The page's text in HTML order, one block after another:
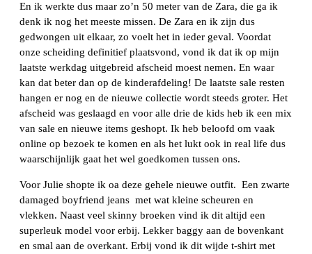
En ik werkte dus maar zo’n 50 meter van de Zara, die ga ik
denk ik nog het meeste missen. De Zara en ik zijn dus
gedwongen uit elkaar, zo voelt het in ieder geval. Voordat
onze scheiding definitief plaatsvond, vond ik dat ik op mijn
laatste werkdag uitgebreid afscheid moest nemen. En waar
kan dat beter dan op de kinderafdeling! De laatste sale resten
hangen er nog en de nieuwe collectie wordt steeds groter. Het
afscheid was geslaagd en voor alle drie de kids heb ik een mix
van sale en nieuwe items geshopt. Ik heb beloofd om vaak
online op bezoek te komen en als het lukt ook in real life dus
waarschijnlijk gaat het wel goedkomen tussen ons.
Voor Julie shopte ik oa deze gehele nieuwe outfit. Een zwarte
damaged boyfriend jeans met wat kleine scheuren en
vlekken. Naast veel skinny broeken vind ik dit altijd een
superleuk model voor erbij. Lekker baggy aan de bovenkant
en smal aan de overkant. Erbij vond ik dit wijde t-shirt met